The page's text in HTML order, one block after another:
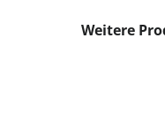
Weitere